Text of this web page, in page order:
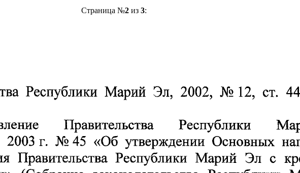
Страница №2из 3: